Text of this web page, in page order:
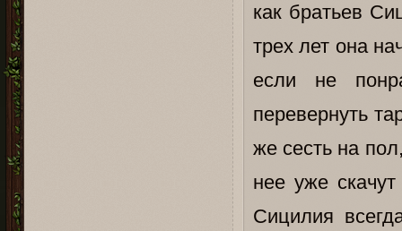
как братьев
трех лет она
если не
перевернуть
же сесть на
нее уже
Сицилия